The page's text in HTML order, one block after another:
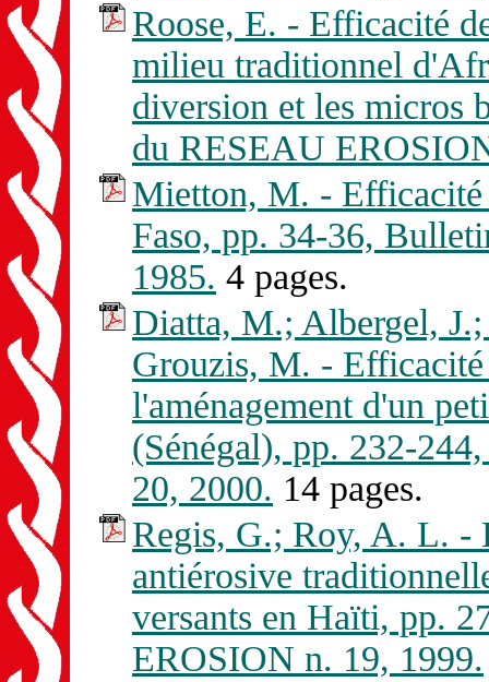
Roose, E. - Efficacité
milieu traditionnel
diversion et les micros
du RESEAU
Mietton, M. - Efficacité
Faso, pp. 34-36,
1985. 4 pages.
Diatta, M.; Albergel, J.;
Grouzis, M. - Efficacité
l'aménagement d'un
(Sénégal), pp. 232-
20, 2000. 14 pages.
Regis, G.; Roy, A. L. -
antiérosive
versants en Haïti, pp.
EROSION n. 19, 1999.